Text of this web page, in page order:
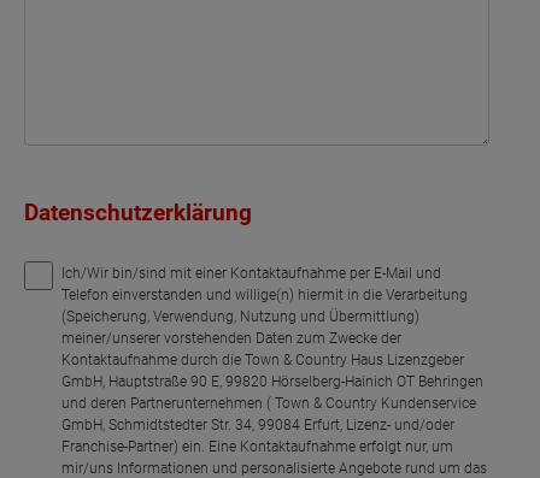
Datenschutzerklärung
Ich/Wir bin/sind mit einer Kontaktaufnahme per E-Mail und
Telefon einverstanden und willige(n) hiermit in die Verarbeitung
(Speicherung, Verwendung, Nutzung und Übermittlung)
meiner/unserer vorstehenden Daten zum Zwecke der
Kontaktaufnahme durch die Town & Country Haus Lizenzgeber
GmbH, Hauptstraße 90 E, 99820 Hörselberg-Hainich OT Behringen
und deren Partnerunternehmen ( Town & Country Kundenservice
GmbH, Schmidtstedter Str. 34, 99084 Erfurt, Lizenz- und/oder
Franchise-Partner) ein. Eine Kontaktaufnahme erfolgt nur, um
mir/uns Informationen und personalisierte Angebote rund um das